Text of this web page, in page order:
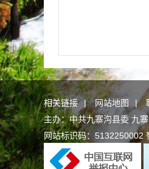
相关链接 | 网站地图 |
主办：中共九寨沟县委 九
网站标识码：5132250002